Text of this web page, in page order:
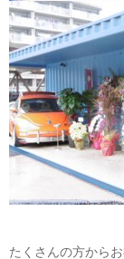
たくさんの方から